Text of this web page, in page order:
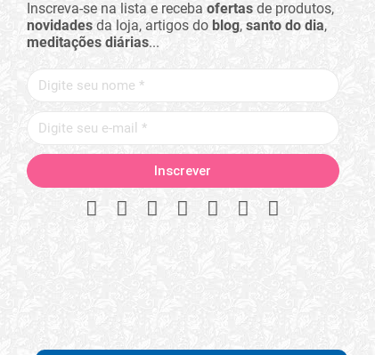
Inscreva-se na lista e receba ofertasde produtos,
novidadesda loja, artigos do blog, santo do dia,
meditações diárias...